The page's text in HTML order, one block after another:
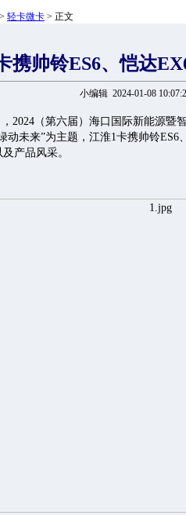
> 轻卡微卡 > 正文
携帅铃ES6、恺达
小编辑 2024-01-08
，2024（第六届）海口国际新能源
动未来”为主题，江淮1卡携帅铃
产品风采。